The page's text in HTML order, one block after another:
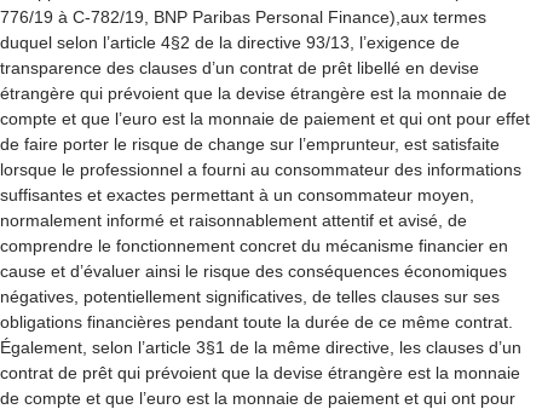
776/19 à C-782/19, BNP Paribas Personal Finance),aux termes
duquel selon l’article 4§2 de la directive 93/13, l’exigence de
transparence des clauses d’un contrat de prêt libellé en devise
étrangère qui prévoient que la devise étrangère est la monnaie de
compte et que l’euro est la monnaie de paiement et qui ont pour effet
de faire porter le risque de change sur l’emprunteur, est satisfaite
lorsque le professionnel a fourni au consommateur des informations
suffisantes et exactes permettant à un consommateur moyen,
normalement informé et raisonnablement attentif et avisé, de
comprendre le fonctionnement concret du mécanisme financier en
cause et d’évaluer ainsi le risque des conséquences économiques
négatives, potentiellement significatives, de telles clauses sur ses
obligations financières pendant toute la durée de ce même contrat.
Également, selon l’article 3§1 de la même directive, les clauses d’un
contrat de prêt qui prévoient que la devise étrangère est la monnaie
de compte et que l’euro est la monnaie de paiement et qui ont pour